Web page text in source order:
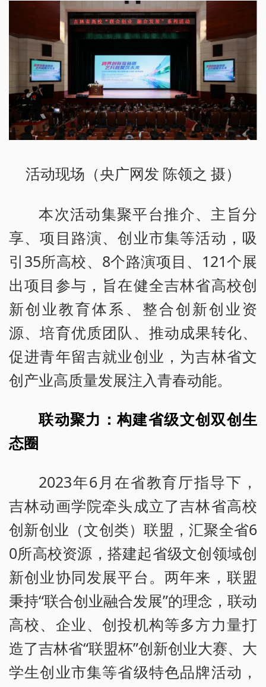
活动现场（央广网发 陈领之 摄）
本次活动集聚平台推介、主旨分
享、项目路演、创业市集等活动，吸
引35所高校、8个路演项目、121个展
出项目参与，旨在健全吉林省高校创
新创业教育体系、整合创新创业资
源、培育优质团队、推动成果转化、
促进青年留吉就业创业，为吉林省文
创产业高质量发展注入青春动能。
联动聚力：构建省级文创双创生
态圈
2023年6月在省教育厅指导下，
吉林动画学院牵头成立了吉林省高校
创新创业（文创类）联盟，汇聚全省6
0所高校资源，搭建起省级文创领域创
新创业协同发展平台。两年来，联盟
秉持“联合创业融合发展”的理念，联动
高校、企业、创投机构等多方力量打
造了吉林省“联盟杯”创新创业大赛、大
学生创业市集等省级特色品牌活动，